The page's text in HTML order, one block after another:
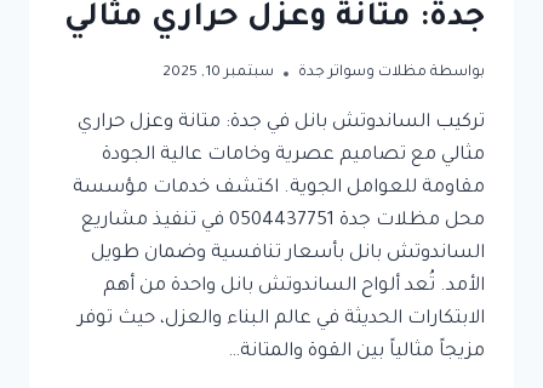
جدة: متانة وعزل حراري مثالي
بواسطة مظلات وسواتر جدة سبتمبر 10, 2025
تركيب الساندوتش بانل في جدة: متانة وعزل حراري
مثالي مع تصاميم عصرية وخامات عالية الجودة
مقاومة للعوامل الجوية. اكتشف خدمات مؤسسة
محل مظلات جدة 0504437751 في تنفيذ مشاريع
الساندوتش بانل بأسعار تنافسية وضمان طويل
الأمد. تُعد ألواح الساندوتش بانل واحدة من أهم
الابتكارات الحديثة في عالم البناء والعزل، حيث توفر
مزيجاً مثالياً بين القوة والمتانة…